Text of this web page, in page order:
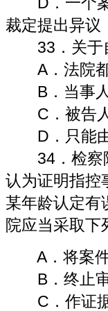
裁定提出异议
33．关于自
A．法院都
B．当事人
C．被告人
D．只能由
34．检察院
认为证明指控
某年龄认定有
院应当采取下
A．将案件
B．终止
C．作证据